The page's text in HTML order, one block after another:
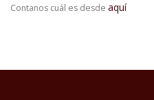
Contanos cuál es desde aquí